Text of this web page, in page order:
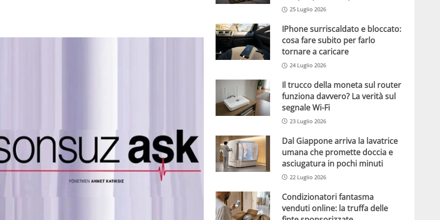
25 Luglio 2026
IPhone surriscaldato e bloccato:
cosa fare subito per farlo
tornare a caricare
24 Luglio 2026
Il trucco della moneta sul router
funziona davvero? La verità sul
segnale Wi-Fi
23 Luglio 2026
Dal Giappone arriva la lavatrice
umana che promette doccia e
asciugatura in pochi minuti
22 Luglio 2026
Condizionatori fantasma
venduti online: la truffa delle